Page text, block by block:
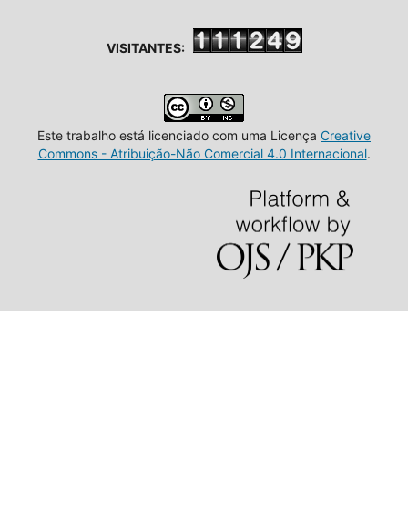
VISITANTES:
Este trabalho está licenciado com uma Licença Creative
Commons - Atribuição-Não Comercial 4.0 Internacional.